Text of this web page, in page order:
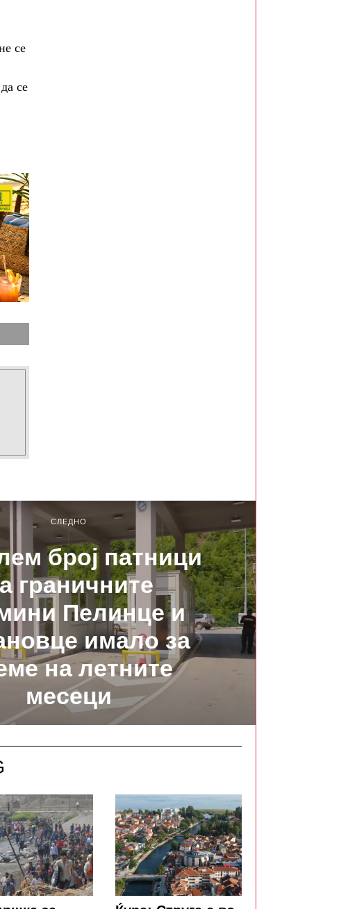
се
се
СЛЕДНО
број патници
граничните
Пелинце и
имало за
на летните
месеци